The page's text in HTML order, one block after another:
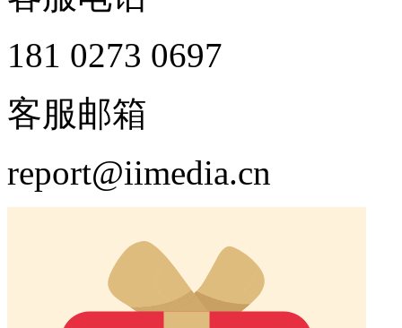
181 0273 0697
客服邮箱
report@iimedia.cn